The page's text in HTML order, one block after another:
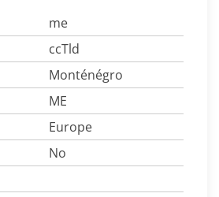
me
ccTld
Monténégro
ME
Europe
No